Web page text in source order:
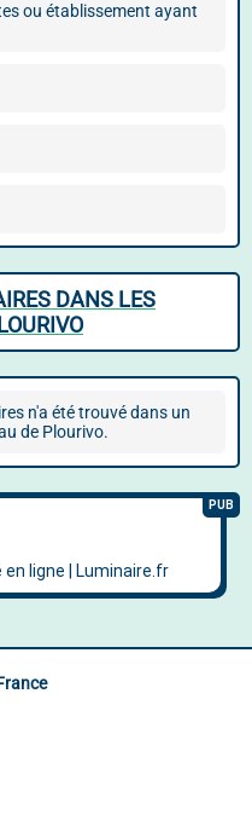
ou établissement ayant
DANS LES
n'a été trouvé dans un
de Plourivo.